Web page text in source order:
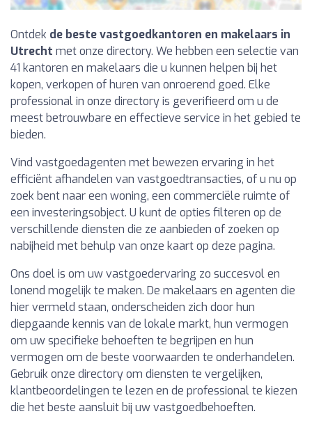
Ontdek de beste vastgoedkantoren en makelaars in
Utrecht met onze directory. We hebben een selectie van
41 kantoren en makelaars die u kunnen helpen bij het
kopen, verkopen of huren van onroerend goed. Elke
professional in onze directory is geverifieerd om u de
meest betrouwbare en effectieve service in het gebied te
bieden.
Vind vastgoedagenten met bewezen ervaring in het
efficiënt afhandelen van vastgoedtransacties, of u nu op
zoek bent naar een woning, een commerciële ruimte of
een investeringsobject. U kunt de opties filteren op de
verschillende diensten die ze aanbieden of zoeken op
nabijheid met behulp van onze kaart op deze pagina.
Ons doel is om uw vastgoedervaring zo succesvol en
lonend mogelijk te maken. De makelaars en agenten die
hier vermeld staan, onderscheiden zich door hun
diepgaande kennis van de lokale markt, hun vermogen
om uw specifieke behoeften te begrijpen en hun
vermogen om de beste voorwaarden te onderhandelen.
Gebruik onze directory om diensten te vergelijken,
klantbeoordelingen te lezen en de professional te kiezen
die het beste aansluit bij uw vastgoedbehoeften.